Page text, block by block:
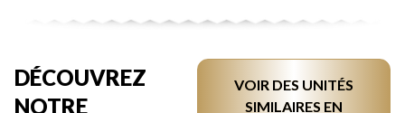
DÉCOUVREZ
NOTRE
VOIR DES UNITÉS
SIMILAIRES EN